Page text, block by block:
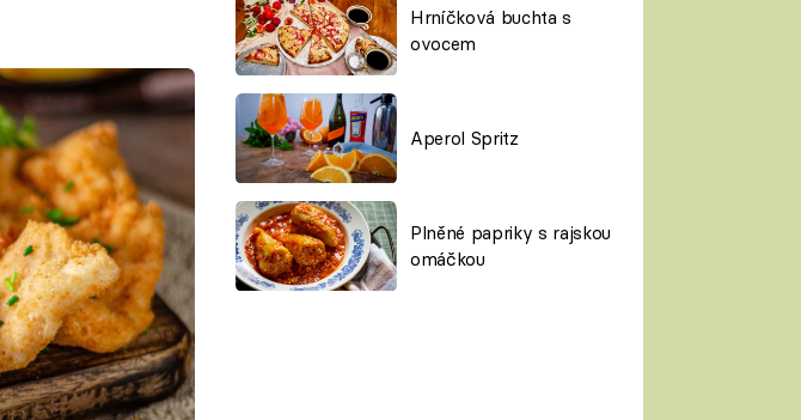
Hrníčková buchta s
ovocem
Aperol Spritz
Plněné papriky s rajskou
omáčkou